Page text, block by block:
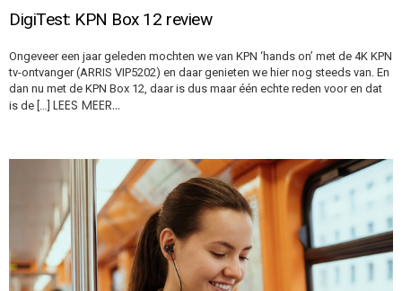
DigiTest: KPN Box 12 review
Ongeveer een jaar geleden mochten we van KPN ‘hands on’ met de 4K KPN
tv-ontvanger (ARRIS VIP5202) en daar genieten we hier nog steeds van. En
dan nu met de KPN Box 12, daar is dus maar één echte reden voor en dat
is de […] LEES MEER…